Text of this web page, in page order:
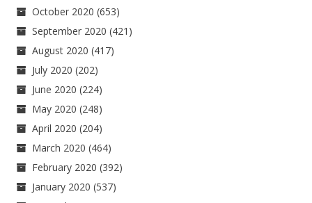
October 2020 (653)
September 2020 (421)
August 2020 (417)
July 2020 (202)
June 2020 (224)
May 2020 (248)
April 2020 (204)
March 2020 (464)
February 2020 (392)
January 2020 (537)